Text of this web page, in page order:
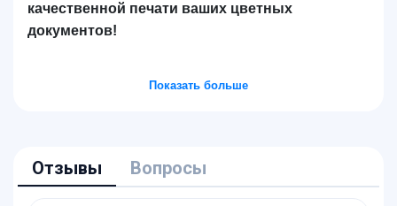
качественной печати ваших цветных
документов!
Показать больше
Отзывы Вопросы